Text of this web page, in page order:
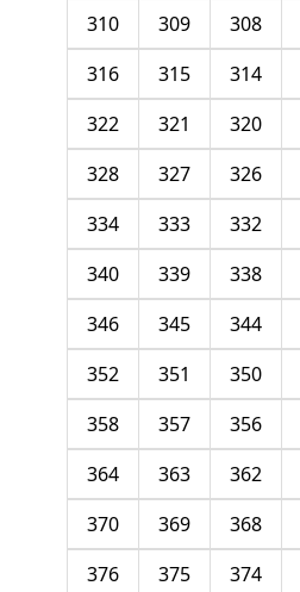
308
309
310
314
315
316
320
321
322
326
327
328
332
333
334
338
339
340
344
345
346
350
351
352
356
357
358
362
363
364
368
369
370
374
375
376